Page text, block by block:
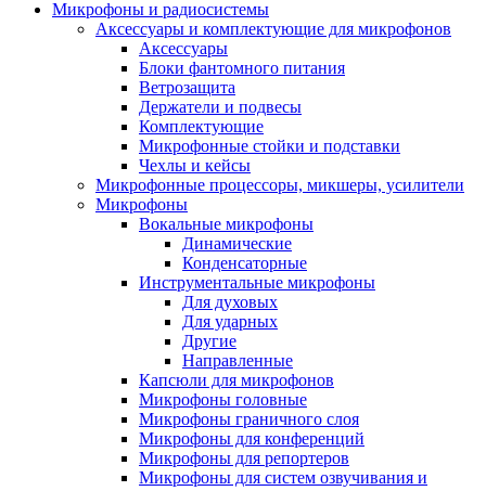
Микрофоны и радиосистемы
Аксессуары и комплектующие для микрофонов
Аксессуары
Блоки фантомного питания
Ветрозащита
Держатели и подвесы
Комплектующие
Микрофонные стойки и подставки
Чехлы и кейсы
Микрофонные процессоры, микшеры, усилители
Микрофоны
Вокальные микрофоны
Динамические
Конденсаторные
Инструментальные микрофоны
Для духовых
Для ударных
Другие
Направленные
Капсюли для микрофонов
Микрофоны головные
Микрофоны граничного слоя
Микрофоны для конференций
Микрофоны для репортеров
Микрофоны для систем озвучивания и